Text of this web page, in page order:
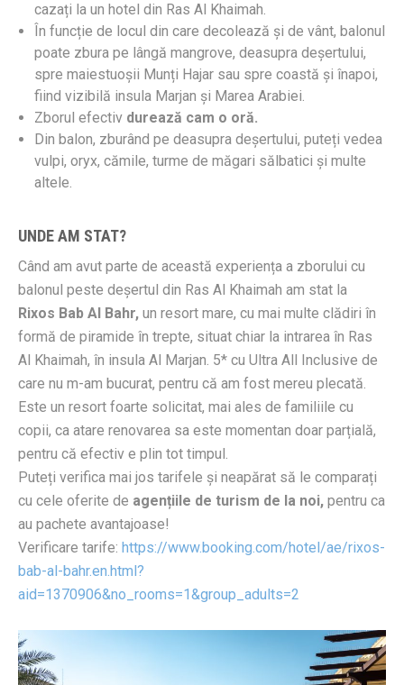
cazați la un hotel din Ras Al Khaimah.
În funcție de locul din care decolează și de vânt, balonul
poate zbura pe lângă mangrove, deasupra deșertului,
spre maiestuoșii Munți Hajar sau spre coastă și înapoi,
fiind vizibilă insula Marjan și Marea Arabiei.
Zborul efectiv durează cam o oră.
Din balon, zburând pe deasupra deșertului, puteți vedea
vulpi, oryx, cămile, turme de măgari sălbatici și multe
altele.
UNDE AM STAT?
Când am avut parte de această experiența a zborului cu
balonul peste deșertul din Ras Al Khaimah am stat la
Rixos Bab Al Bahr, un resort mare, cu mai multe clădiri în
formă de piramide în trepte, situat chiar la intrarea în Ras
Al Khaimah, în insula Al Marjan. 5* cu Ultra All Inclusive de
care nu m-am bucurat, pentru că am fost mereu plecată.
Este un resort foarte solicitat, mai ales de familiile cu
copii, ca atare renovarea sa este momentan doar parțială,
pentru că efectiv e plin tot timpul.
Puteți verifica mai jos tarifele și neapărat să le comparați
cu cele oferite de agențiile de turism de la noi, pentru ca
au pachete avantajoase!
Verificare tarife: https://www.booking.com/hotel/ae/rixos-
bab-al-bahr.en.html?
aid=1370906&no_rooms=1&group_adults=2